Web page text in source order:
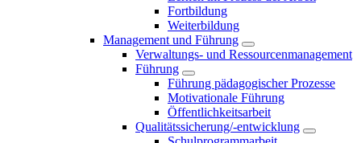
Fortbildung
Weiterbildung
Management und Führung
Verwaltungs- und Ressourcenmanagement
Führung
Führung pädagogischer Prozesse
Motivationale Führung
Öffentlichkeitsarbeit
Qualitätssicherung/-entwicklung